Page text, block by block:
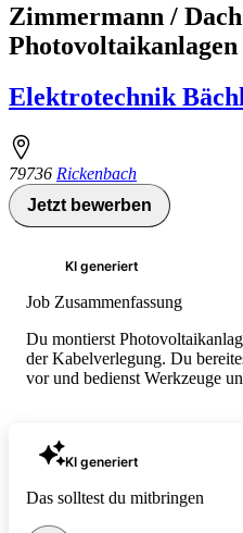
Zimmermann /
Photovoltaikanlagen
Elektrotechnik
79736 Rickenbach
Jetzt bewerben
KI generiert
Job Zusammenfassung
Du montierst
der Kabelverlegung. Du
vor und bedienst Werkzeuge
KI generiert
Das solltest du mitbringen